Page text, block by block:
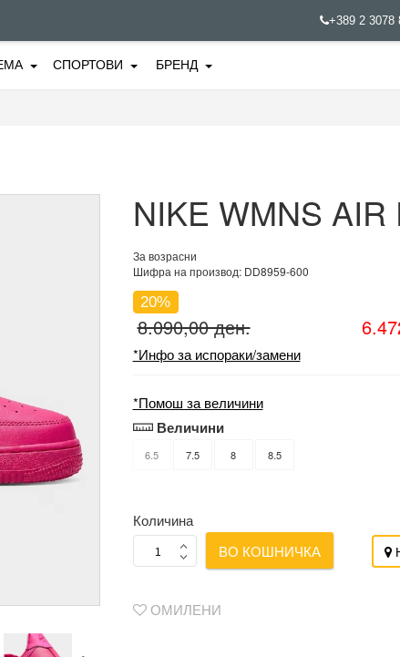
+389 2 3078
СПОРТОВИ БРЕНД
NIKE WMNS
За возрасни
Шифра на производ: DD8959-600
20%
8.090,00 ден.
*Инфо за испораки/замени
*Помош за величини
Величини
6.5 7.5 8 8.5
Количина
ВО КОШНИЧКА
ОМИЛЕНИ